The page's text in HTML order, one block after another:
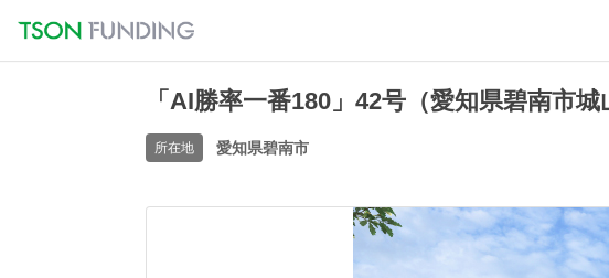
「AI勝率一番180」42号（愛知県碧南市城
所在地 愛知県碧南市